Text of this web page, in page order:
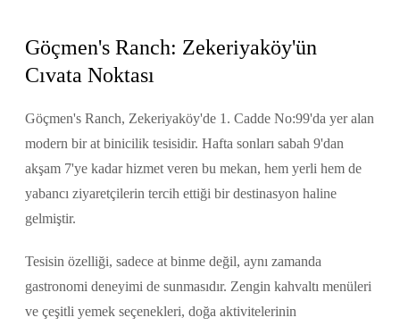
Göçmen's Ranch: Zekeriyaköy'ün
Cıvata Noktası
Göçmen's Ranch, Zekeriyaköy'de 1. Cadde No:99'da yer alan
modern bir at binicilik tesisidir. Hafta sonları sabah 9'dan
akşam 7'ye kadar hizmet veren bu mekan, hem yerli hem de
yabancı ziyaretçilerin tercih ettiği bir destinasyon haline
gelmiştir.
Tesisin özelliği, sadece at binme değil, aynı zamanda
gastronomi deneyimi de sunmasıdır. Zengin kahvaltı menüleri
ve çeşitli yemek seçenekleri, doğa aktivitelerinin